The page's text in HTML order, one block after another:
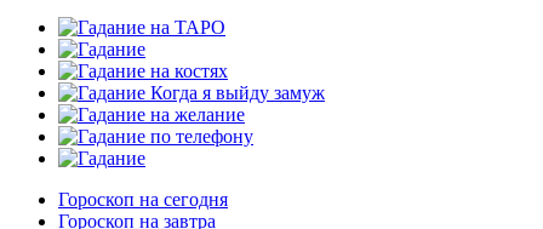
Гороскоп на сегодня
Гороскоп на завтра